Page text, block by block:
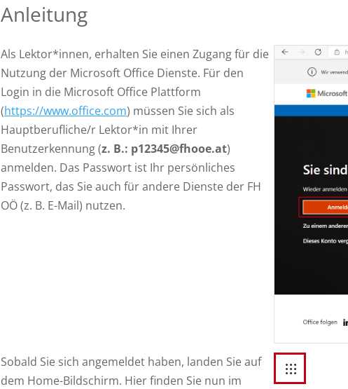
Anleitung
Als Lektor*innen, erhalten Sie einen Zugang für die
Nutzung der Microsoft Office Dienste. Für den
Login in die Microsoft Office Plattform
(https://www.office.com) müssen Sie sich als
Hauptberufliche/r Lektor*in mit Ihrer
Benutzerkennung (z. B.: p12345@fhooe.at)
anmelden. Das Passwort ist Ihr persönliches
Passwort, das Sie auch für andere Dienste der FH
OÖ (z. B. E-Mail) nutzen.
Sobald Sie sich angemeldet haben, landen Sie auf
dem Home-Bildschirm. Hier finden Sie nun im